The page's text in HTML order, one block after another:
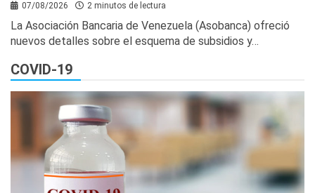
07/08/2026 2 minutos de lectura
La Asociación Bancaria de Venezuela (Asobanca) ofreció
nuevos detalles sobre el esquema de subsidios y…
COVID-19